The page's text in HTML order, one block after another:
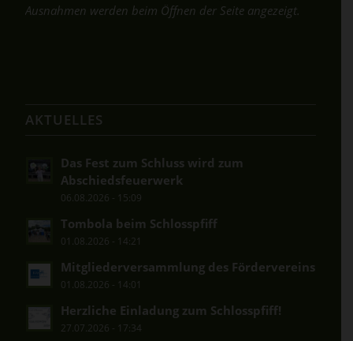
Ausnahmen werden beim Öffnen der Seite angezeigt.
AKTUELLES
Das Fest zum Schluss wird zum
Abschiedsfeuerwerk
06.08.2026 - 15:09
Tombola beim Schlosspfiff
01.08.2026 - 14:21
Mitgliederversammlung des Fördervereins
01.08.2026 - 14:01
Herzliche Einladung zum Schlosspfiff!
27.07.2026 - 17:34